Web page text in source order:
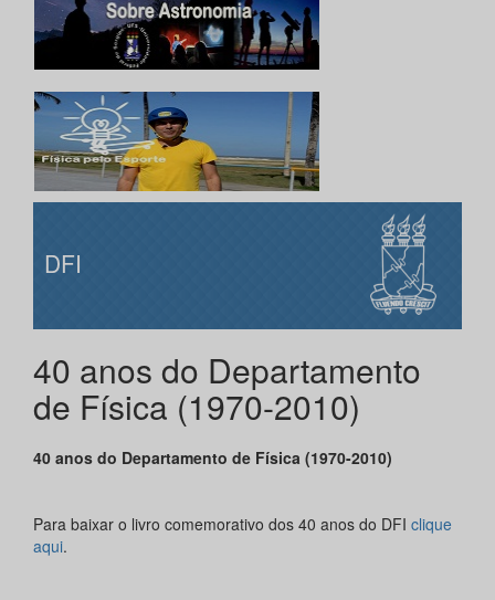
DFI
40 anos do Departamento
de Física (1970-2010)
40 anos do Departamento de Física (1970-2010)
Para baixar o livro comemorativo dos 40 anos do DFI clique
aqui.